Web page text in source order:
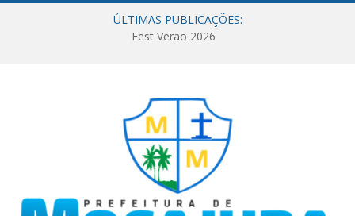
ÚLTIMAS PUBLICAÇÕES:
Fest Verão 2026